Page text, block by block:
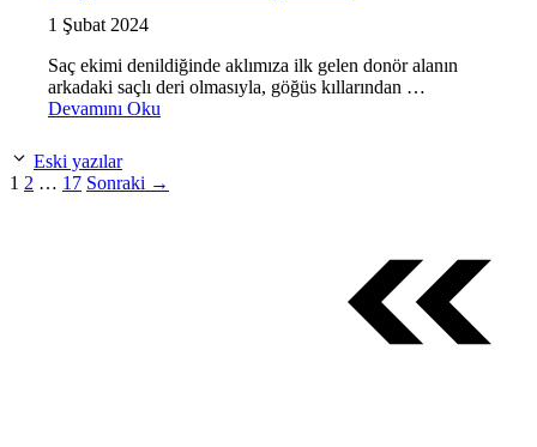
1 Şubat 2024
Saç ekimi denildiğinde aklımıza ilk gelen donör alanın
arkadaki saçlı deri olmasıyla, göğüs kıllarından …
Devamını Oku
Eski yazılar
Sayfa
1 Sayfa
2 … Sayfa
17 Sonraki →